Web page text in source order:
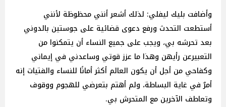
وأضافت بليك ليفلي: لذلك أشعر أنني محظوظة لأنني
أستطعت التحدث ورفع دعوى قضائية على جوستين بالدوني
بعد تحرشه بي، ويجب على جميع النساء أن يتمكنوا من
التعبيرعن رأيهن وهذا ما عزز قوتي وساعدني في إيماني
وكفاحي من أجل أن يكون العالم أكثر أمانًا للنساء والفتيات إنه
أمرٌ في غاية البساطة، ولم أهتم بتعرضي للهجوم ووقوف
وتعاطف الآخرين مع المتحرش بي.